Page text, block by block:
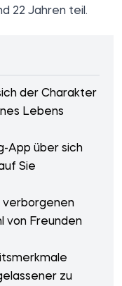
22 Jahren teil.
der Charakter
Lebens
App über sich
Sie
verborgenen
von Freunden
zu